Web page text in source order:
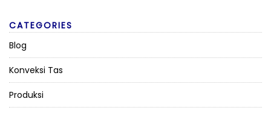
CATEGORIES
Blog
Konveksi Tas
Produksi